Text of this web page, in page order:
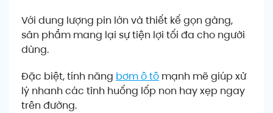
Với dung lượng pin lớn và thiết kế gọn gàng,
sản phẩm mang lại sự tiện lợi tối đa cho người
dùng.
Đặc biệt, tính năng bơm ô tô mạnh mẽ giúp xử
lý nhanh các tình huống lốp non hay xẹp ngay
trên đường.